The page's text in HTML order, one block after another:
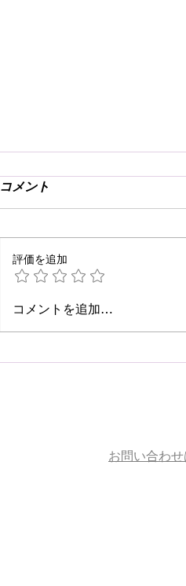
☆肩こり・腰痛予防☆
コメント
評価を追加
コメントを追加…
お問い合わ